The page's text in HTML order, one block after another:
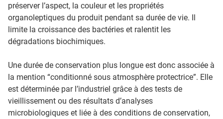
préserver l’aspect, la couleur et les propriétés
organoleptiques du produit pendant sa durée de vie. Il
limite la croissance des bactéries et ralentit les
dégradations biochimiques.
Une durée de conservation plus longue est donc associée à
la mention “conditionné sous atmosphère protectrice”. Elle
est déterminée par l’industriel grâce à des tests de
vieillissement ou des résultats d’analyses
microbiologiques et liée à des conditions de conservation,